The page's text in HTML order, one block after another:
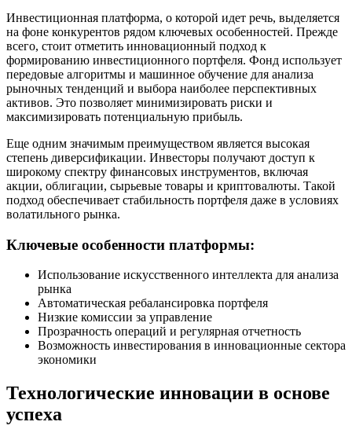
Инвестиционная платформа, о которой идет речь, выделяется
на фоне конкурентов рядом ключевых особенностей. Прежде
всего, стоит отметить инновационный подход к
формированию инвестиционного портфеля. Фонд использует
передовые алгоритмы и машинное обучение для анализа
рыночных тенденций и выбора наиболее перспективных
активов. Это позволяет минимизировать риски и
максимизировать потенциальную прибыль.
Еще одним значимым преимуществом является высокая
степень диверсификации. Инвесторы получают доступ к
широкому спектру финансовых инструментов, включая
акции, облигации, сырьевые товары и криптовалюты. Такой
подход обеспечивает стабильность портфеля даже в условиях
волатильного рынка.
Ключевые особенности платформы:
Использование искусственного интеллекта для анализа
рынка
Автоматическая ребалансировка портфеля
Низкие комиссии за управление
Прозрачность операций и регулярная отчетность
Возможность инвестирования в инновационные сектора
экономики
Технологические инновации в основе
успеха